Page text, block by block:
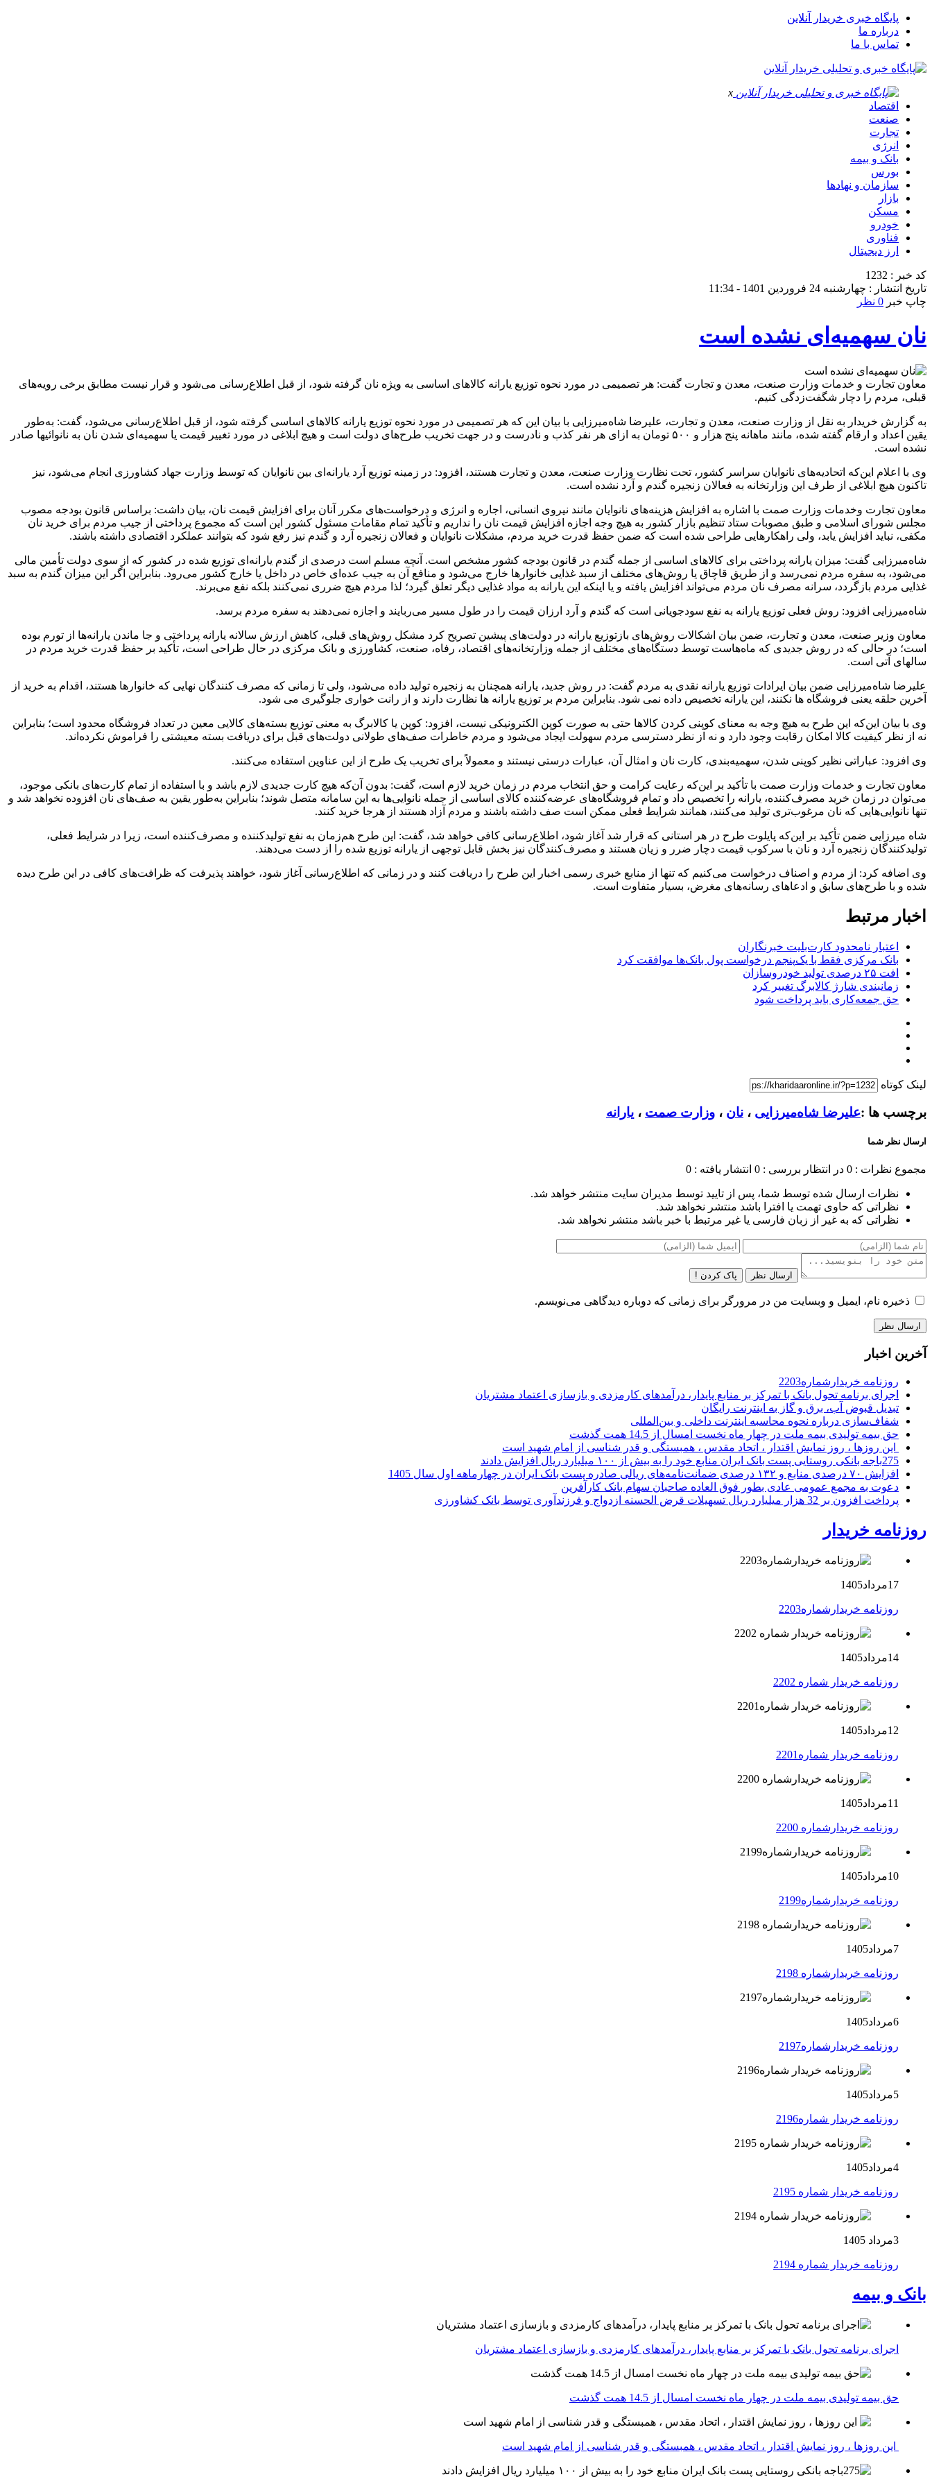
پایگاه خبری خریدار آنلاین
درباره ما
تماس با ما
x
اقتصاد
صنعت
تجارت
انرژی
بانک و بیمه
بورس
سازمان و نهادها
بازار
مسکن
خودرو
فناوری
ارز دیجیتال
کد خبر : 1232
تاریخ انتشار : چهارشنبه 24 فروردین 1401 - 11:34
چاپ خبر 0 نظر
نان سهمیه‌ای نشده است
معاون تجارت و خدمات وزارت صنعت، معدن و تجارت گفت: هر تصمیمی در مورد نحوه توزیع یارانه کالاهای اساسی به ویژه نان گرفته شود، از قبل اطلاع‌رسانی می‌شود و قرار نیست مطابق برخی رویه‌های
قبلی، مردم را دچار شگفت‌زدگی کنیم.
به گزارش خریدار به نقل از وزارت صنعت، معدن و تجارت، علیرضا شاه‌میرزایی با بیان این که هر تصمیمی در مورد نحوه توزیع یارانه کالاهای اساسی گرفته شود، از قبل اطلاع‌رسانی می‌شود، گفت: به‌طور
یقین اعداد و ارقام گفته شده، مانند ماهانه پنج هزار و ۵۰۰ تومان به ازای هر نفر کذب و نادرست و در جهت تخریب طرح‌های دولت است و هیچ ابلاغی در مورد تغییر قیمت یا سهمیه‌ای شدن نان به نانوائیها صادر
نشده است.
وی با اعلام این‌که اتحادیه‌های نانوایان سراسر کشور، تحت نظارت وزارت صنعت، معدن و تجارت هستند، افزود: در زمینه توزیع آرد یارانه‌ای بین نانوایان که توسط وزارت جهاد کشاورزی انجام می‌شود، نیز
تاکنون هیچ ابلاغی از طرف این وزارتخانه به فعالان زنجیره گندم و آرد نشده است.
معاون تجارت وخدمات وزارت صمت با اشاره به افزایش هزینه‌های نانوایان مانند نیروی انسانی، اجاره و انرژی و درخواست‌های مکرر آنان برای افزایش قیمت نان، بیان داشت: براساس قانون بودجه مصوب
مجلس شورای اسلامی و طبق مصوبات ستاد تنظیم بازار کشور به هیچ وجه اجازه افزایش قیمت نان را نداریم و تأکید تمام مقامات مسئول کشور این است که مجموع پرداختی از جیب مردم برای خرید نان
مکفی، نباید افزایش یابد، ولی راهکارهایی طراحی شده است که ضمن حفظ قدرت خرید مردم، مشکلات نانوایان و فعالان زنجیره آرد و گندم نیز رفع شود که بتوانند عملکرد اقتصادی داشته باشند.
شاه‌میرزایی گفت: میزان یارانه پرداختی برای کالاهای اساسی از جمله گندم در قانون بودجه کشور مشخص است. آنچه مسلم است درصدی از گندم یارانه‌ای توزیع شده در کشور که از سوی دولت تأمین مالی
می‌شود، به سفره مردم نمی­‌رسد و از طریق قاچاق یا روش‌های مختلف از سبد غذایی خانوارها خارج می‌­شود و منافع آن به جیب عده­‌ای خاص در داخل یا خارج کشور می‌رود. بنابراین اگر این میزان گندم به سبد
غذایی مردم بازگردد، سرانه مصرف نان مردم می‌تواند افزایش یافته و یا اینکه این یارانه به مواد غذایی دیگر تعلق گیرد؛ لذا مردم هیچ ضرری نمی­‌کنند بلکه نفع می­‌برند.
شاه‌­میرزایی افزود: روش فعلی توزیع یارانه به نفع سودجویانی است که گندم و آرد ارزان قیمت را در طول مسیر می‌ربایند و اجازه نمی‌دهند به سفره مردم برسد.
معاون وزیر صنعت، معدن و تجارت، ضمن بیان اشکالات روش­‌های بازتوزیع یارانه در دولت­‌های پیشین تصریح کرد مشکل روش­‌های قبلی، کاهش ارزش سالانه یارانه پرداختی و جا ماندن یارانه­‌ها از تورم بوده
است؛ در حالی که در روش جدیدی که ماه‌­هاست توسط دستگاه‌های مختلف از جمله وزارتخانه‌­های اقتصاد، رفاه، صنعت، کشاورزی و بانک مرکزی در حال طراحی است، تأکید بر حفظ قدرت خرید مردم در
سالهای آتی است.
علیرضا شاه‌میرزایی ضمن بیان ایرادات توزیع یارانه نقدی به مردم گفت: در روش جدید، یارانه همچنان به زنجیره تولید داده می‌شود، ولی تا زمانی که مصرف­ کنندگان نهایی که خانوارها هستند، اقدام به خرید از
آخرین حلقه یعنی فروشگاه­ ها نکنند، این یارانه تخصیص داده نمی ­شود. بنابراین مردم بر توزیع یارانه­ ها نظارت دارند و از رانت­ خواری جلوگیری می ­شود.
وی با بیان این‌که این طرح به هیچ وجه به معنای کوپنی کردن کالاها حتی به صورت کوپن الکترونیکی نیست، افزود: کوپن یا کالابرگ به معنی توزیع بسته‌های کالایی معین در تعداد فروشگاه محدود است؛ بنابراین
نه از نظر کیفیت کالا امکان رقابت وجود دارد و نه از نظر دسترسی مردم سهولت ایجاد می‌شود و مردم خاطرات صف‌های طولانی دولت‌های قبل برای دریافت بسته معیشتی را فراموش نکرده‌اند.
وی افزود: عباراتی نظیر کوپنی شدن، سهمیه‌بندی، کارت نان و امثال آن، عبارات درستی نیستند و معمولاً برای تخریب یک طرح از این عناوین استفاده می­‌کنند.
معاون تجارت و خدمات وزارت صمت با تأکید بر این‌که رعایت کرامت و حق انتخاب مردم در زمان خرید لازم است، گفت: بدون آن‌که هیچ کارت جدیدی لازم باشد و با استفاده از تمام کارت‌های بانکی موجود،
می‌توان در زمان خرید مصرف‌کننده، یارانه را تخصیص داد و تمام فروشگاه‌های عرضه‌کننده کالای اساسی از جمله نانوایی‌ها به این سامانه متصل شوند؛ بنابراین به‌طور یقین به صف‌های نان افزوده نخواهد شد و
تنها نانوایی‌هایی که نان مرغوب‌تری تولید می‌کنند، همانند شرایط فعلی ممکن است صف داشته باشند و مردم آزاد هستند از هرجا خرید کنند.
شاه میرزایی ضمن تأکید بر این‌که پایلوت طرح در هر استانی که قرار شد آغاز شود، اطلاع‌رسانی کافی خواهد شد، گفت: این طرح هم‌زمان به نفع تولید‌کننده و مصرف‌کننده است، زیرا در شرایط فعلی،
تولیدکنندگان زنجیره آرد و نان با سرکوب قیمت دچار ضرر و زیان هستند و مصرف‌کنندگان نیز بخش قابل توجهی از یارانه توزیع شده را از دست می‌دهند.
وی اضافه کرد: از مردم و اصناف درخواست می‌کنیم که تنها از منابع خبری رسمی اخبار این طرح را دریافت کنند و در زمانی که اطلاع‌رسانی آغاز شود، خواهند پذیرفت که ظرافت‌های کافی در این طرح دیده
شده و با طرح‌های سابق و ادعاهای رسانه‌های مغرض، بسیار متفاوت است.
اخبار مرتبط
اعتبار نامحدود کارت‌بلیت خبرنگاران
بانک مرکزی فقط با یک‌‎پنجم درخواست پول بانک‌ها موافقت کرد
افت ۲۵ درصدی تولید خودروسازان
زمانبندی شارژ کالابرگ تغییر کرد
حق جمعه‌کاری باید پرداخت شود
لینک کوتاه
برچسب ها :علیرضا شاه‌میرزایی ، نان ، وزارت صمت ، یارانه
ارسال نظر شما
مجموع نظرات : 0 در انتظار بررسی : 0 انتشار یافته : 0
نظرات ارسال شده توسط شما، پس از تایید توسط مدیران سایت منتشر خواهد شد.
نظراتی که حاوی تهمت یا افترا باشد منتشر نخواهد شد.
نظراتی که به غیر از زبان فارسی یا غیر مرتبط با خبر باشد منتشر نخواهد شد.
ارسال نظر پاک کردن !
ذخیره نام، ایمیل و وبسایت من در مرورگر برای زمانی که دوباره دیدگاهی می‌نویسم.
آخرین اخبار
روزنامه خریدارشماره2203
اجرای برنامه تحول بانک با تمرکز بر منابع پایدار، درآمدهای کارمزدی و بازسازی اعتماد مشتریان
تبدیل قبوض آب، برق و گاز به اینترنت رایگان
شفاف‌سازی درباره نحوه محاسبه اینترنت داخلی و بین‌المللی
حق بیمه تولیدی بیمه ملت در چهار ماه نخست امسال از 14.5 همت گذشت
این روزها ، روز نمایش اقتدار ، اتحاد مقدس ، همبستگی و قدر شناسی از امام شهید است
275باجه بانکی روستایی پست بانک ایران منابع خود را به بیش از ۱۰۰ میلیارد ریال افزایش دادند
افزایش ۷۰ درصدی منابع و ۱۳۲ درصدی ضمانت‌نامه‌های ریالی صادره پست بانک ایران در چهارماهه اول سال 1405
دعوت به مجمع عمومی عادی بطور فوق العاده صاحبان سهام بانک کارآفرین
پرداخت افزون بر 32 هزار میلیارد ریال تسهیلات قرض الحسنه ازدواج و فرزندآوری توسط بانک کشاورزی
روزنامه خریدار
17مرداد1405
روزنامه خریدارشماره2203
14مرداد1405
روزنامه خریدار شماره 2202
12مرداد1405
روزنامه خریدار شماره2201
11مرداد1405
روزنامه خریدارشماره 2200
10مرداد1405
روزنامه خریدارشماره2199
7مرداد1405
روزنامه خریدارشماره 2198
6مرداد1405
روزنامه خریدارشماره2197
5مرداد1405
روزنامه خریدار شماره2196
4مرداد1405
روزنامه خریدار شماره 2195
3مرداد 1405
روزنامه خریدار شماره 2194
بانک و بیمه
اجرای برنامه تحول بانک با تمرکز بر منابع پایدار، درآمدهای کارمزدی و بازسازی اعتماد مشتریان
حق بیمه تولیدی بیمه ملت در چهار ماه نخست امسال از 14.5 همت گذشت
این روزها ، روز نمایش اقتدار ، اتحاد مقدس ، همبستگی و قدر شناسی از امام شهید است